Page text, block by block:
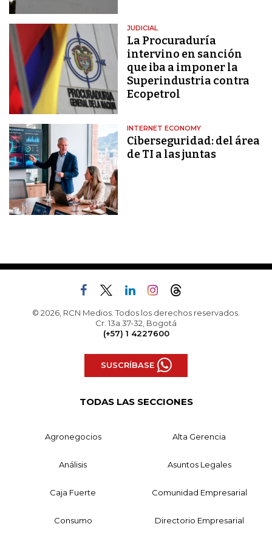
JUDICIAL
La Procuraduría
intervino en sanción
que iba a imponer la
Superindustria contra
Ecopetrol
INTERNET ECONOMY
Ciberseguridad: del área
de TI a las juntas
© 2026, RCN Medios. Todos los derechos reservados.
Cr. 13a 37-32, Bogotá
(+57) 1 4227600
SUSCRÍBASE
TODAS LAS SECCIONES
Agronegocios Alta Gerencia
Análisis Asuntos Legales
Caja Fuerte Comunidad Empresarial
Consumo Directorio Empresarial